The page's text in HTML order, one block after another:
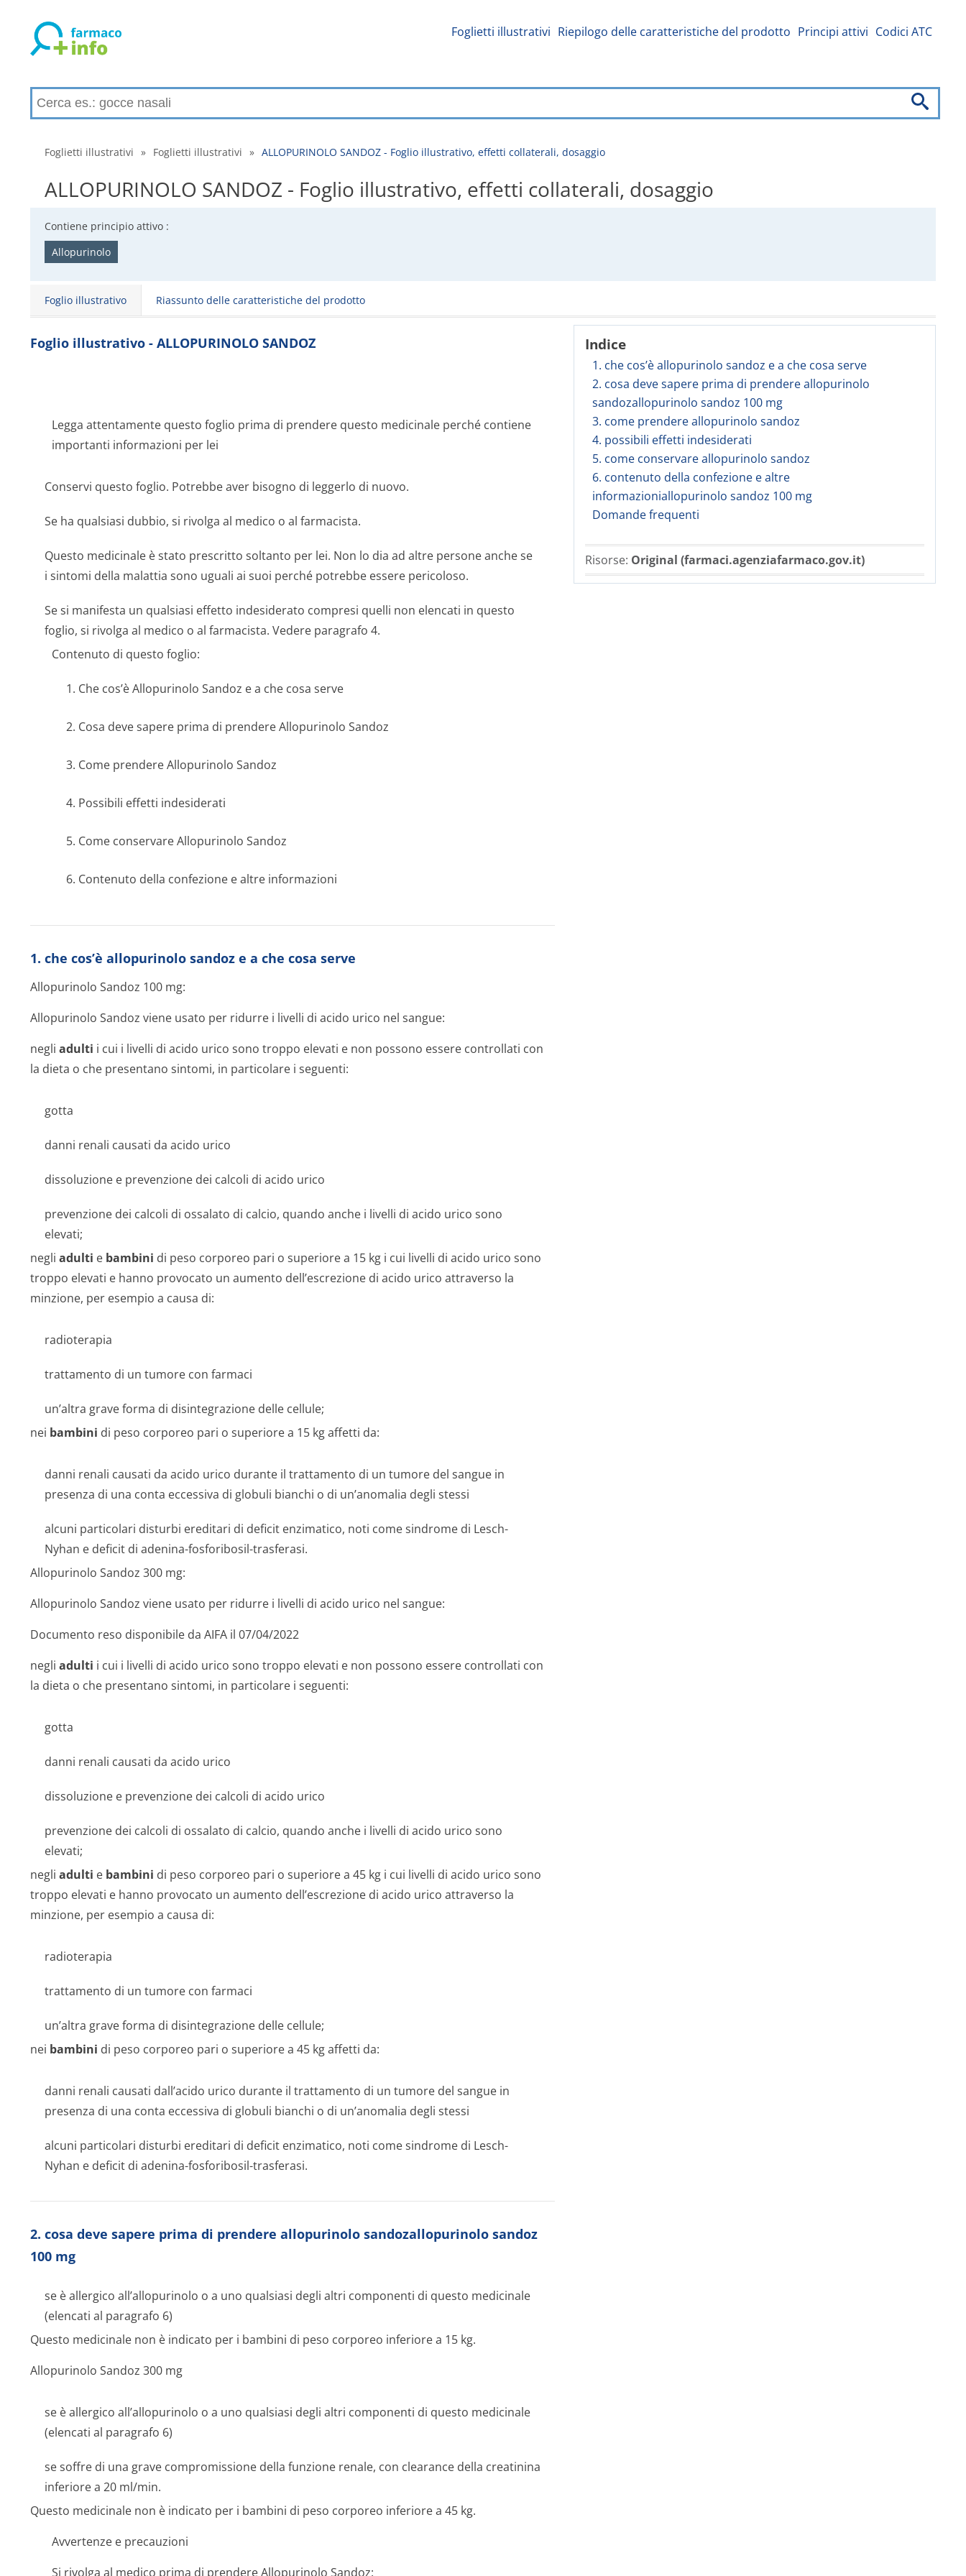
Foglietti illustrativi Riepilogo delle caratteristiche del prodotto Principi attivi Codici ATC
Foglietti illustrativi » Foglietti illustrativi » ALLOPURINOLO SANDOZ - Foglio illustrativo, effetti collaterali, dosaggio
ALLOPURINOLO SANDOZ - Foglio illustrativo, effetti collaterali, dosaggio
Contiene principio attivo :
Allopurinolo
Foglio illustrativo Riassunto delle caratteristiche del prodotto
Indice
1. che cos’è allopurinolo sandoz e a che cosa serve
2. cosa deve sapere prima di prendere allopurinolo
sandozallopurinolo sandoz 100 mg
3. come prendere allopurinolo sandoz
4. possibili effetti indesiderati
5. come conservare allopurinolo sandoz
6. contenuto della confezione e altre
informazioniallopurinolo sandoz 100 mg
Domande frequenti
Risorse: Original (farmaci.agenziafarmaco.gov.it)
Foglio illustrativo - ALLOPURINOLO SANDOZ
Legga attentamente questo foglio prima di prendere questo medicinale perché contiene
importanti informazioni per lei
Conservi questo foglio. Potrebbe aver bisogno di leggerlo di nuovo.
Se ha qualsiasi dubbio, si rivolga al medico o al farmacista.
Questo medicinale è stato prescritto soltanto per lei. Non lo dia ad altre persone anche se
i sintomi della malattia sono uguali ai suoi perché potrebbe essere pericoloso.
Se si manifesta un qualsiasi effetto indesiderato compresi quelli non elencati in questo
foglio, si rivolga al medico o al farmacista. Vedere paragrafo 4.
Contenuto di questo foglio:
1. Che cos’è Allopurinolo Sandoz e a che cosa serve
2. Cosa deve sapere prima di prendere Allopurinolo Sandoz
3. Come prendere Allopurinolo Sandoz
4. Possibili effetti indesiderati
5. Come conservare Allopurinolo Sandoz
6. Contenuto della confezione e altre informazioni
1. che cos’è allopurinolo sandoz e a che cosa serve
Allopurinolo Sandoz 100 mg:
Allopurinolo Sandoz viene usato per ridurre i livelli di acido urico nel sangue:
negli adulti i cui i livelli di acido urico sono troppo elevati e non possono essere controllati con
la dieta o che presentano sintomi, in particolare i seguenti:
gotta
danni renali causati da acido urico
dissoluzione e prevenzione dei calcoli di acido urico
prevenzione dei calcoli di ossalato di calcio, quando anche i livelli di acido urico sono
elevati;
negli adulti e bambini di peso corporeo pari o superiore a 15 kg i cui livelli di acido urico sono
troppo elevati e hanno provocato un aumento dell’escrezione di acido urico attraverso la
minzione, per esempio a causa di:
radioterapia
trattamento di un tumore con farmaci
un’altra grave forma di disintegrazione delle cellule;
nei bambini di peso corporeo pari o superiore a 15 kg affetti da:
danni renali causati da acido urico durante il trattamento di un tumore del sangue in
presenza di una conta eccessiva di globuli bianchi o di un’anomalia degli stessi
alcuni particolari disturbi ereditari di deficit enzimatico, noti come sindrome di Lesch-
Nyhan e deficit di adenina-fosforibosil-trasferasi.
Allopurinolo Sandoz 300 mg:
Allopurinolo Sandoz viene usato per ridurre i livelli di acido urico nel sangue:
Documento reso disponibile da AIFA il 07/04/2022
negli adulti i cui i livelli di acido urico sono troppo elevati e non possono essere controllati con
la dieta o che presentano sintomi, in particolare i seguenti:
gotta
danni renali causati da acido urico
dissoluzione e prevenzione dei calcoli di acido urico
prevenzione dei calcoli di ossalato di calcio, quando anche i livelli di acido urico sono
elevati;
negli adulti e bambini di peso corporeo pari o superiore a 45 kg i cui livelli di acido urico sono
troppo elevati e hanno provocato un aumento dell’escrezione di acido urico attraverso la
minzione, per esempio a causa di:
radioterapia
trattamento di un tumore con farmaci
un’altra grave forma di disintegrazione delle cellule;
nei bambini di peso corporeo pari o superiore a 45 kg affetti da:
danni renali causati dall’acido urico durante il trattamento di un tumore del sangue in
presenza di una conta eccessiva di globuli bianchi o di un’anomalia degli stessi
alcuni particolari disturbi ereditari di deficit enzimatico, noti come sindrome di Lesch-
Nyhan e deficit di adenina-fosforibosil-trasferasi.
2. cosa deve sapere prima di prendere allopurinolo sandozallopurinolo sandoz
100 mg
se è allergico all’allopurinolo o a uno qualsiasi degli altri componenti di questo medicinale
(elencati al paragrafo 6)
Questo medicinale non è indicato per i bambini di peso corporeo inferiore a 15 kg.
Allopurinolo Sandoz 300 mg
se è allergico all’allopurinolo o a uno qualsiasi degli altri componenti di questo medicinale
(elencati al paragrafo 6)
se soffre di una grave compromissione della funzione renale, con clearance della creatinina
inferiore a 20 ml/min.
Questo medicinale non è indicato per i bambini di peso corporeo inferiore a 45 kg.
Avvertenze e precauzioni
Si rivolga al medico prima di prendere Allopurinolo Sandoz: